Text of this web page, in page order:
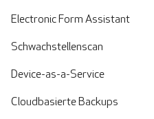
Electronic Form Assistant
Schwachstellenscan
Device-as-a-Service
Cloudbasierte Backups